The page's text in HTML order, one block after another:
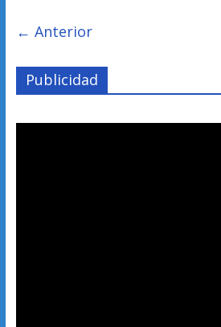
← Anterior
Publicidad